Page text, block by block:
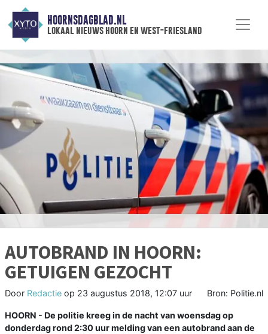
HOORNSDAGBLAD.NL
lokaal nieuws hoorn en west-friesland
AUTOBRAND IN HOORN:
GETUIGEN GEZOCHT
Door Redactie op 23 augustus 2018, 12:07 uur Bron: Politie.nl
HOORN - De politie kreeg in de nacht van woensdag op
donderdag rond 2:30 uur melding van een autobrand aan de